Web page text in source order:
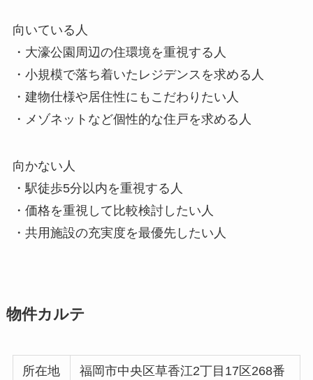
向いている人
・大濠公園周辺の住環境を重視する人
・小規模で落ち着いたレジデンスを求める人
・建物仕様や居住性にもこだわりたい人
・メゾネットなど個性的な住戸を求める人
向かない人
・駅徒歩5分以内を重視する人
・価格を重視して比較検討したい人
・共用施設の充実度を最優先したい人
物件カルテ
所在地
福岡市中央区草香江2丁目17区268番